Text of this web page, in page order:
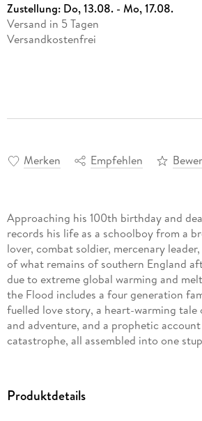
Zustellung: Do, 13.08. - Mo, 17.08.
Versand in 5 Tagen
Versandkostenfrei
Merken Empfehlen
Approaching his 100th birthday and
records his life as a schoolboy from a
lover, combat soldier, mercenary
of what remains of southern England
due to extreme global warming and
the Flood includes a four generation
fuelled love story, a heart-warming tale
and adventure, and a prophetic
catastrophe, all assembled into one
harm currently damaging our planet."
Produktdetails